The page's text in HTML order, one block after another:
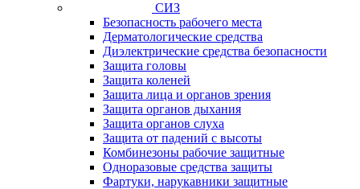
СИЗ
Безопасность рабочего места
Дерматологические средства
Диэлектрические средства безопасности
Защита головы
Защита коленей
Защита лица и органов зрения
Защита органов дыхания
Защита органов слуха
Защита от падений с высоты
Комбинезоны рабочие защитные
Одноразовые средства защиты
Фартуки, нарукавники защитные